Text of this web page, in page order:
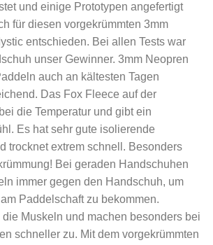
und einige Prototypen angefertigt
für diesen vorgekrümmten 3mm
entschieden. Bei allen Tests war
unser Gewinner. 3mm Neopren
auch an kältesten Tagen
Das Fox Fleece auf der
die Temperatur und gibt ein
Es hat sehr gute isolierende
trocknet extrem schnell. Besonders
Bei geraden Handschuhen
immer gegen den Handschuh, um
Paddelschaft zu bekommen.
Muskeln und machen besonders bei
schneller zu. Mit dem vorgekrümmten